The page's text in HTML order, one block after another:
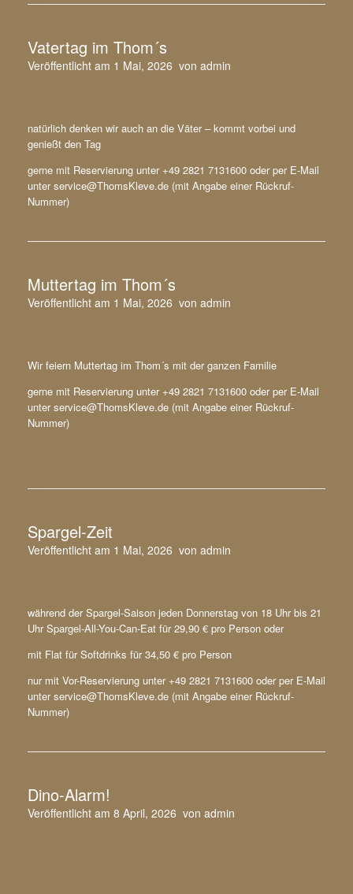
Vatertag im Thom´s
Veröffentlicht am 1 Mai, 2026 von admin
natürlich denken wir auch an die Väter – kommt vorbei und
genießt den Tag
gerne mit Reservierung unter +49 2821 7131600 oder per E-Mail
unter service@ThomsKleve.de (mit Angabe einer Rückruf-
Nummer)
Muttertag im Thom´s
Veröffentlicht am 1 Mai, 2026 von admin
Wir feiern Muttertag im Thom´s mit der ganzen Familie
gerne mit Reservierung unter +49 2821 7131600 oder per E-Mail
unter service@ThomsKleve.de (mit Angabe einer Rückruf-
Nummer)
Spargel-Zeit
Veröffentlicht am 1 Mai, 2026 von admin
während der Spargel-Saison jeden Donnerstag von 18 Uhr bis 21
Uhr Spargel-All-You-Can-Eat für 29,90 € pro Person oder
mit Flat für Softdrinks für 34,50 € pro Person
nur mit Vor-Reservierung unter +49 2821 7131600 oder per E-Mail
unter service@ThomsKleve.de (mit Angabe einer Rückruf-
Nummer)
Dino-Alarm!
Veröffentlicht am 8 April, 2026 von admin